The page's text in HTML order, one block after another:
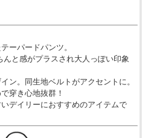
ーパードパンツ。
んと感がプラスされ大人っぽい印象
ン。同生地ベルトがアクセントに。
穿き心地抜群！
デイリーにおすすめのアイテムで